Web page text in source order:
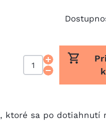
, ktoré sa po dotiahnutí